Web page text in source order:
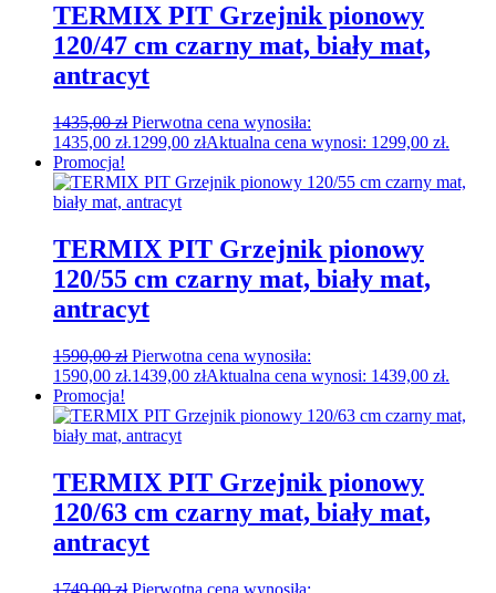
TERMIX PIT Grzejnik pionowy
120/47 cm czarny mat, biały mat,
antracyt
1435,00zł Pierwotna cena wynosiła:
1435,00 zł.1299,00 złAktualna cena wynosi: 1299,00 zł.
Promocja!
TERMIX PIT Grzejnik pionowy
120/55 cm czarny mat, biały mat,
antracyt
1590,00zł Pierwotna cena wynosiła:
1590,00 zł.1439,00 złAktualna cena wynosi: 1439,00 zł.
Promocja!
TERMIX PIT Grzejnik pionowy
120/63 cm czarny mat, biały mat,
antracyt
1749,00zł Pierwotna cena wynosiła: